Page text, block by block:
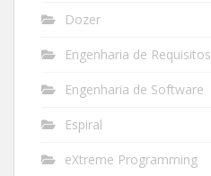
Dozer
Engenharia de Requisitos
Engenharia de Software
Espiral
eXtreme Programming